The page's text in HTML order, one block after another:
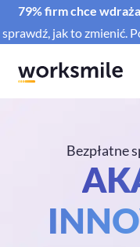
79% firm chce
sprawdź, jak to zmienić.
Bezpłatne